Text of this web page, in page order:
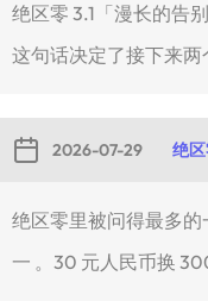
绝区零 3.1「漫长的告
这句话决定了接下来
2026-07-29 绝
绝区零里被问得最多
一 。30 元人民币换